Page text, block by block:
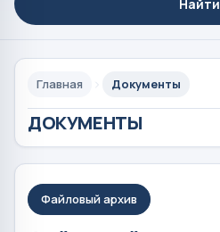
Найти
Главная Документы
ДОКУМЕНТЫ
Файловый архив